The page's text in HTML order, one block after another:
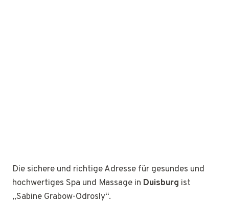
Die sichere und richtige Adresse für gesundes und
hochwertiges Spa und Massage in Duisburg ist
„Sabine Grabow-Odrosly“.